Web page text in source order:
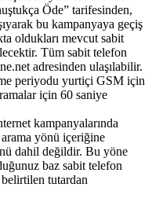
Öde” tarifesinden,
bu kampanyaya geçiş
oldukları mevcut sabit
Tüm sabit telefon
adresinden ulaşılabilir.
periyodu yurtiçi GSM için
için 60 saniye
kampanyalarında
yönü içeriğine
dahil değildir. Bu yöne
baz sabit telefon
tutardan